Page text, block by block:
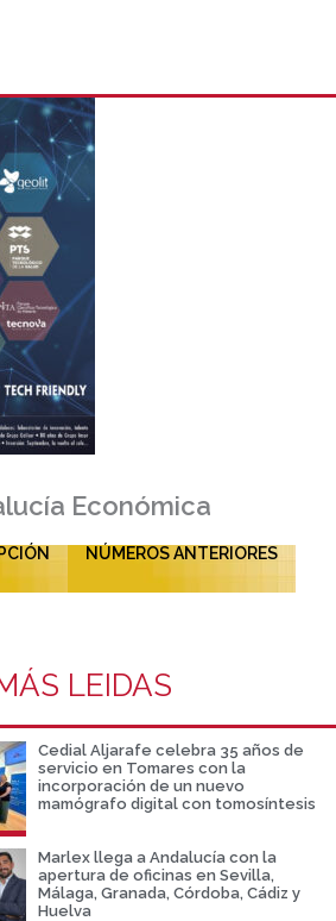
Económica
NÚMEROS ANTERIORES
LEIDAS
Cedial Aljarafe celebra 35 años de
servicio en Tomares con la
incorporación de un nuevo
mamógrafo digital con tomosíntesis
Marlex llega a Andalucía con la
apertura de oficinas en Sevilla,
Málaga, Granada, Córdoba, Cádiz y
Huelva